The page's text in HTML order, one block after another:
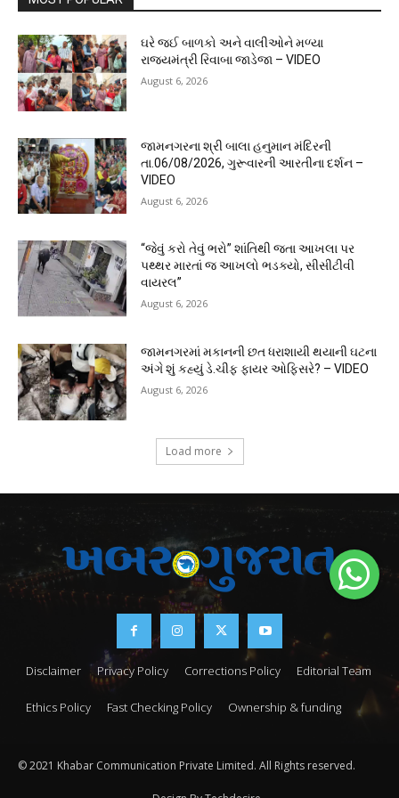
ઘરે જઈ બાળકો અને વાલીઓને મળ્યા
રાજ્યમંત્રી રિવાબા જાડેજા – VIDEO
August 6, 2026
જામનગરના શ્રી બાલા હનુમાન મંદિરની
તા.06/08/2026, ગુરૂવારની આરતીના દર્શન –
VIDEO
August 6, 2026
“જેવું કરો તેવું ભરો” શાંતિથી જતા આખલા પર
પથ્થર મારતાં જ આખલો ભડક્યો, સીસીટીવી
વાયરલ”
August 6, 2026
જામનગરમાં મકાનની છત ધરાશાયી થયાની ઘટના
અંગે શું કહ્યું ડે.ચીફ ફાયર ઓફિસરે? – VIDEO
August 6, 2026
Load more
Disclaimer Privacy Policy Corrections Policy Editorial Team
Ethics Policy Fast Checking Policy Ownership & funding
© 2021 Khabar Communication Private Limited. All Rights reserved.